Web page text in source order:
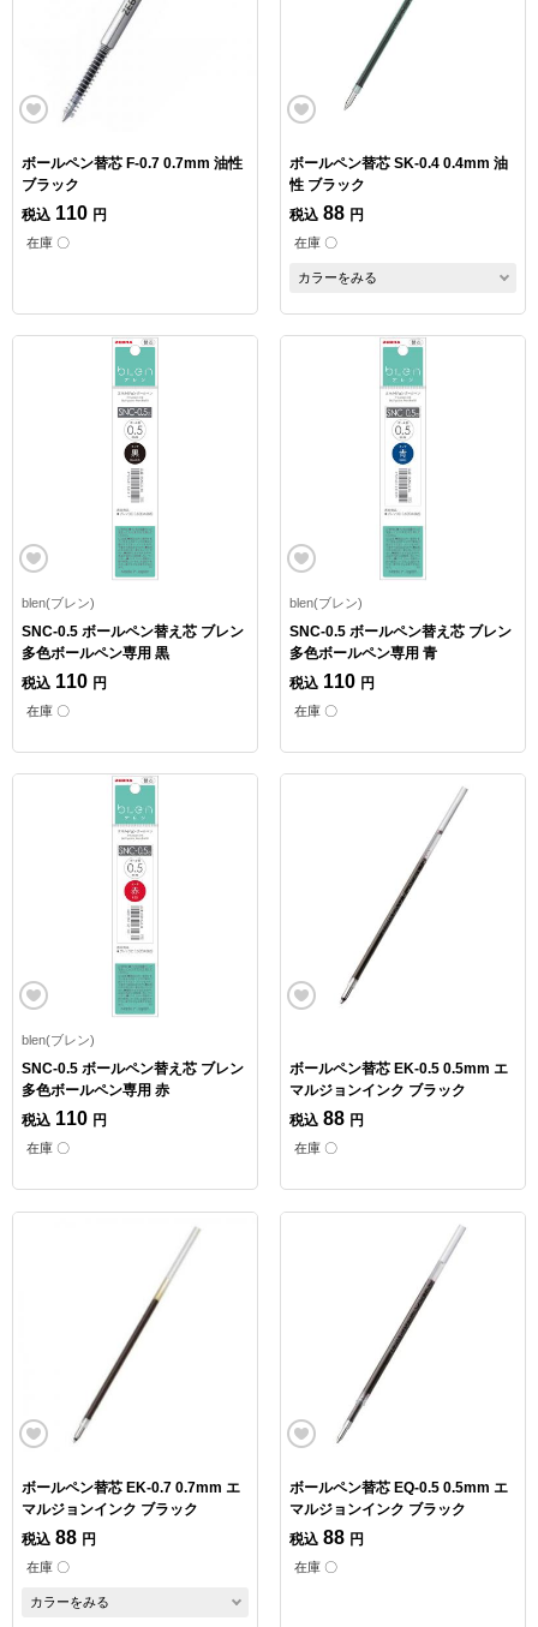
ボールペン替芯 F-0.7 0.7mm 油性
ブラック
税込 110 円
在庫 〇
ボールペン替芯 SK-0.4 0.4mm 油
性 ブラック
税込 88 円
在庫 〇
カラーをみる
blen(ブレン)
SNC-0.5 ボールペン替え芯 ブレン
多色ボールペン専用 黒
税込 110 円
在庫 〇
blen(ブレン)
SNC-0.5 ボールペン替え芯 ブレン
多色ボールペン専用 青
税込 110 円
在庫 〇
blen(ブレン)
SNC-0.5 ボールペン替え芯 ブレン
多色ボールペン専用 赤
税込 110 円
在庫 〇
ボールペン替芯 EK-0.5 0.5mm エ
マルジョンインク ブラック
税込 88 円
在庫 〇
ボールペン替芯 EK-0.7 0.7mm エ
マルジョンインク ブラック
税込 88 円
在庫 〇
カラーをみる
ボールペン替芯 EQ-0.5 0.5mm エ
マルジョンインク ブラック
税込 88 円
在庫 〇